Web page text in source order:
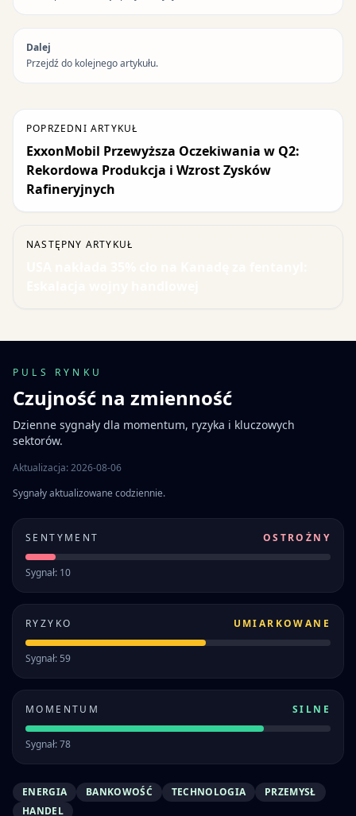
Dalej
Przejdź do kolejnego artykułu.
POPRZEDNI ARTYKUŁ
ExxonMobil Przewyższa Oczekiwania w Q2:
Rekordowa Produkcja i Wzrost Zysków
Rafineryjnych
NASTĘPNY ARTYKUŁ
PULS RYNKU
Czujność na zmienność
Dzienne sygnały dla momentum, ryzyka i kluczowych
sektorów.
Aktualizacja: 2026-08-06
Sygnały aktualizowane codziennie.
SENTYMENT OSTROŻNY
Sygnał: 10
RYZYKO UMIARKOWANE
Sygnał: 59
MOMENTUM SILNE
Sygnał: 78
ENERGIA BANKOWOŚĆ TECHNOLOGIA
PRZEMYSŁ
HANDEL